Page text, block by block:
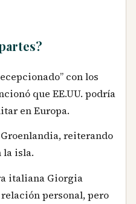
con los
que EE.UU. podría
en Europa.
reiterando
la isla.
italiana Giorgia
personal, pero